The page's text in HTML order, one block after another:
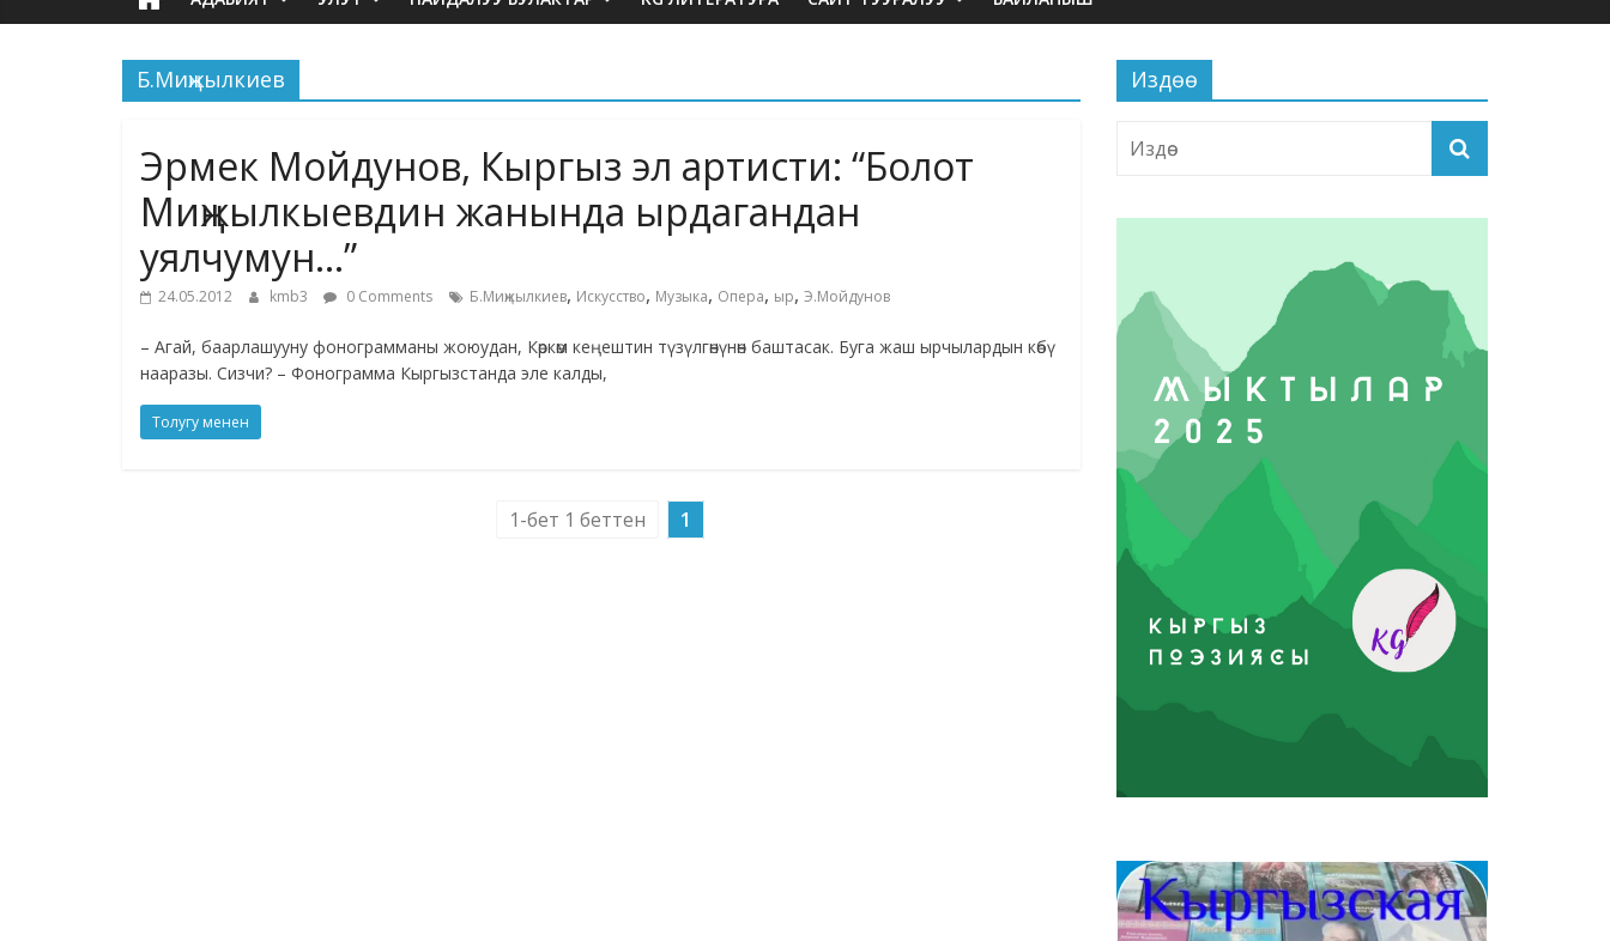
Б.Миңжылкиев
Эрмек Мойдунов, Кыргыз эл артисти: “Болот
Миңжылкыевдин жанында ырдагандан
уялчумун…”
24.05.2012 kmb3 0 Comments Б.Миңжылкиев, Искусство, Музыка, Опера, ыр, Э.Мойдунов
– Агай, баарлашууну фонограмманы жоюудан, Көркөм кеңештин түзүлгөнүнөн баштасак. Буга жаш ырчылардын көбү
нааразы. Сизчи? – Фонограмма Кыргызстанда эле калды,
Толугу менен
1-бет 1 беттен 1
Издөө